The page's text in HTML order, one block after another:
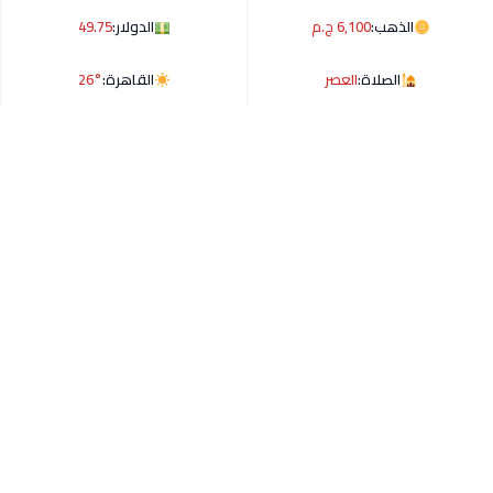
الذهب:6,100 ج.م الدولار:49.75
الصلاة:العصر القاهرة:26°